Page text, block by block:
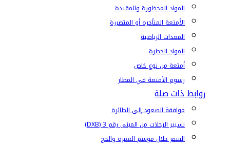
المواد المحظورة والمقيدة
الأمتعة المتأخرة أو المتضررة
المعدات الرياضية
المواد الخطرة
أمتعة من نوع خاص
رسوم الأمتعة في المطار
روابط ذات صلة
موافقة الصعود إلى الطائرة
تسيير الرحلات من المبنى رقم 3 (DXB)
السفر خلال موسم العمرة والحج